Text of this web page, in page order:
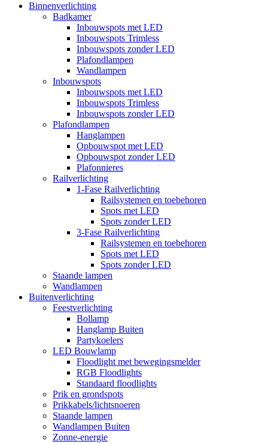
Binnenverlichting
Badkamer
Inbouwspots met LED
Inbouwspots Trimless
Inbouwspots zonder LED
Plafondlampen
Wandlampen
Inbouwspots
Inbouwspots met LED
Inbouwspots Trimless
Inbouwspots zonder LED
Plafondlampen
Hanglampen
Opbouwspot met LED
Opbouwspot zonder LED
Plafonnieres
Railverlichting
1-Fase Railverlichting
Railsystemen en toebehoren
Spots met LED
Spots zonder LED
3-Fase Railverlichting
Railsystemen en toebehoren
Spots met LED
Spots zonder LED
Staande lampen
Wandlampen
Buitenverlichting
Feestverlichting
Bollamp
Hanglamp Buiten
Partykoelers
LED Bouwlamp
Floodlight met bewegingsmelder
RGB Floodlights
Standaard floodlights
Prik en grondspots
Prikkabels/lichtsnoeren
Staande lampen
Wandlampen Buiten
Zonne-energie